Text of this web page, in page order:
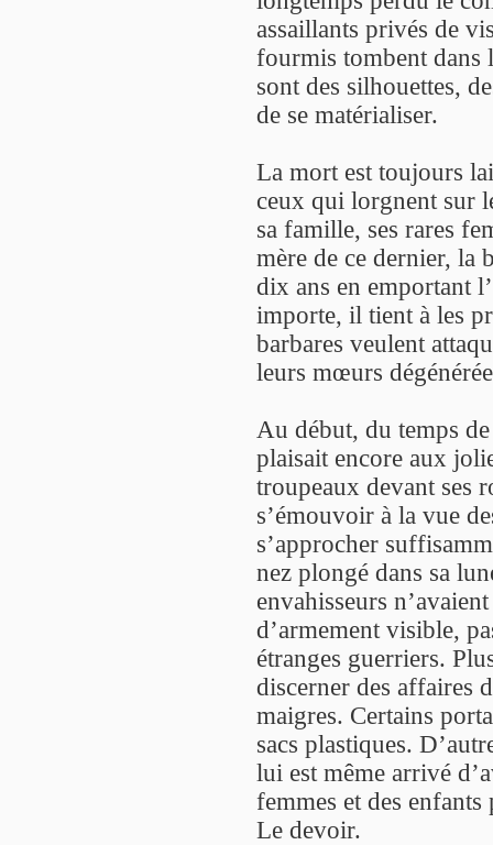
assaillants privés de
fourmis tombent dans
sont des silhouettes,
de se matérialiser.
La mort est toujours
ceux qui lorgnent sur
sa famille, ses rares
mère de ce dernier, la
dix ans en emportant
importe, il tient à les
barbares veulent
leurs mœurs
Au début, du temps
plaisait encore aux
troupeaux devant ses
s’émouvoir à la vue
s’approcher
nez plongé dans sa
envahisseurs
d’armement visible,
étranges guerriers.
discerner des affaires
maigres. Certains
sacs plastiques.
lui est même arrivé
femmes et des
Le devoir.